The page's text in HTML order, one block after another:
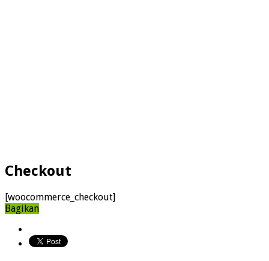
Checkout
[woocommerce_checkout]
Bagikan